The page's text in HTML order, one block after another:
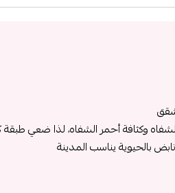
وكثافة أحمر الشفاه، لذا ضعي طبقة
بالحيوية يناسب المدينة